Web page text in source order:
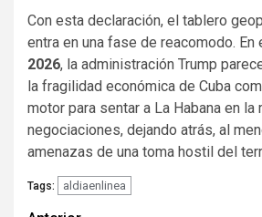
Con esta declaración, el tablero
entra en una fase de reacomodo. En
2026, la administración Trump
la fragilidad económica de Cuba
motor para sentar a La Habana en la
negociaciones, dejando atrás, al
amenazas de una toma hostil del
Tags: aldiaenlinea